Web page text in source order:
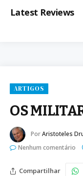
Latest Reviews
ARTIGOS
OS
PorAristoteles
Nenhum comentário
Compartilhar